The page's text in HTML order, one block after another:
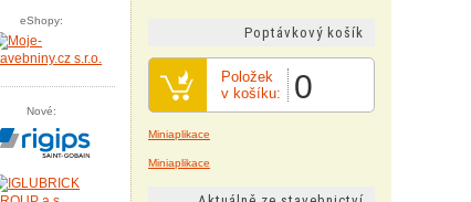
eShopy:
Nové:
Poptávkový košík
Položek
v košíku:
0
Miniaplikace
Miniaplikace